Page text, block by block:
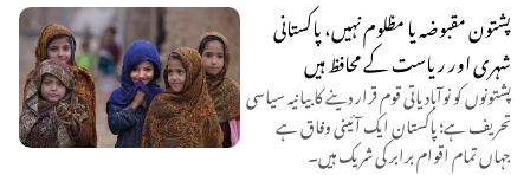
پشتون مقبوضہ یا مظلوم نہیں، پاکستانی
شہری اور ریاست کے محافظ ہیں
پشتونوں کو نوآبادیاتی قوم قرار دینے کا بیانیہ سیاسی
تحریف ہے؛ پاکستان ایک آئینی وفاق ہے
جہاں تمام اقوام برابر کی شریک ہیں۔